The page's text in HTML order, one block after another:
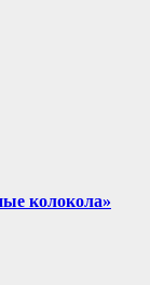
колокола»